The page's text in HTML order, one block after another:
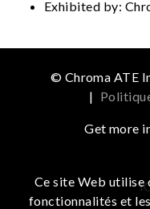
Exhibited by:
© Chroma ATE
|
Get more
Ce site Web utilise
fonctionnalités et